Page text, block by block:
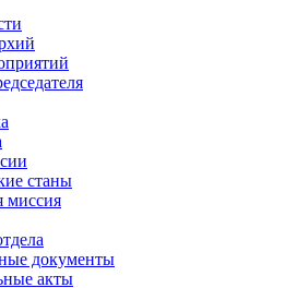
станы
миссия
документы
акты